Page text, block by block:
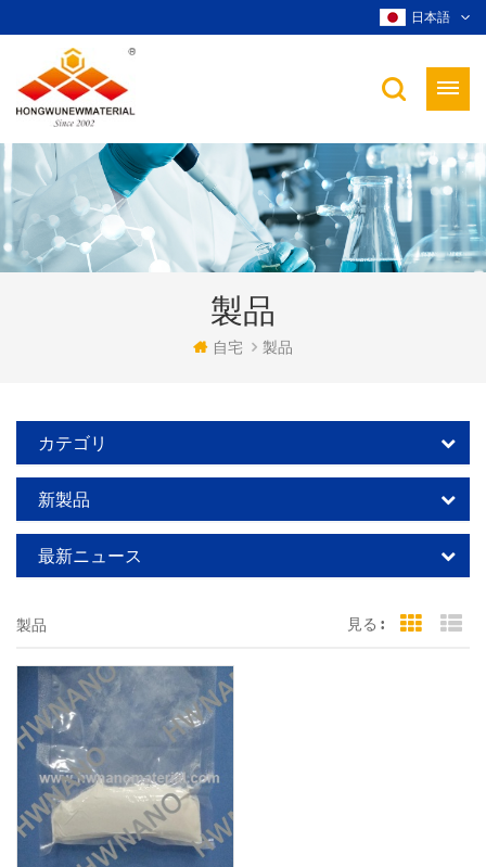
日本語
製品
自宅 製品
カテゴリ
新製品
最新ニュース
製品 見る : Grid